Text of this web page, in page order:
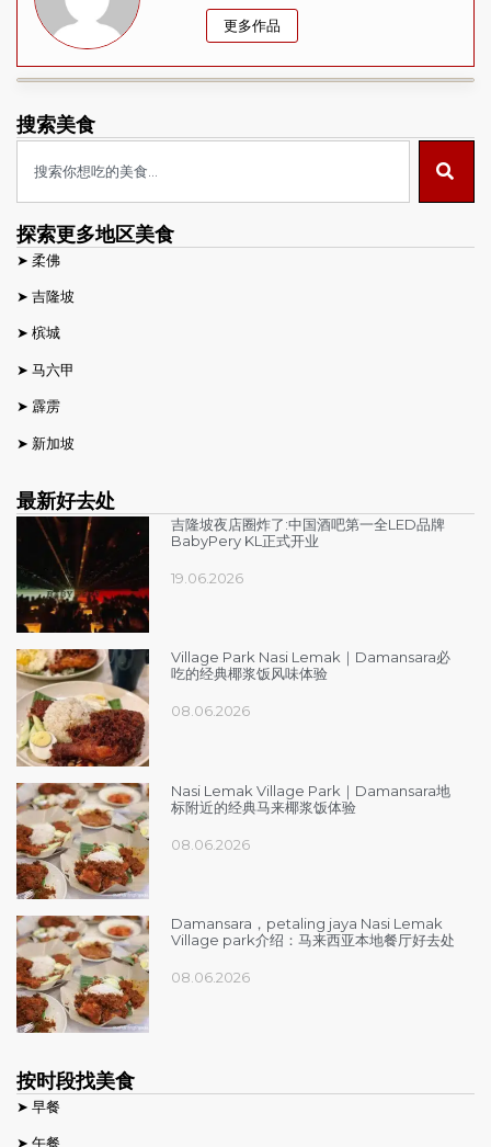
更多作品
搜索美食
探索更多地区美食
最新好去处
吉隆坡夜店圈炸了:中国酒吧第一全LED品牌
BabyPery KL正式开业
19.06.2026
Village Park Nasi Lemak｜Damansara必
吃的经典椰浆饭风味体验
08.06.2026
Nasi Lemak Village Park｜Damansara地
标附近的经典马来椰浆饭体验
08.06.2026
Damansara，petaling jaya Nasi Lemak
Village park介绍：马来西亚本地餐厅好去处
08.06.2026
按时段找美食
➤ 早餐
➤ 午餐
➤ 柔佛
➤ 吉隆坡
➤ 槟城
➤ 马六甲
➤ 霹雳
➤ 新加坡